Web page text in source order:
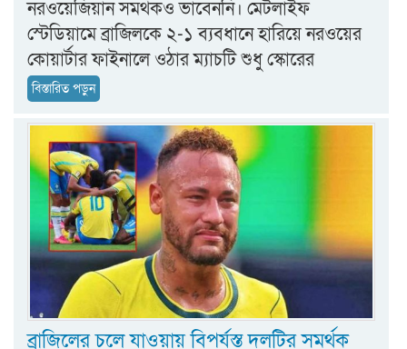
নরওয়েজিয়ান সমর্থকও ভাবেননি। মেটলাইফ
স্টেডিয়ামে ব্রাজিলকে ২-১ ব্যবধানে হারিয়ে নরওয়ের
কোয়ার্টার ফাইনালে ওঠার ম্যাচটি শুধু স্কোরের
বিস্তারিত পড়ুন
ব্রাজিলের চলে যাওয়ায় বিপর্যস্ত দলটির সমর্থক